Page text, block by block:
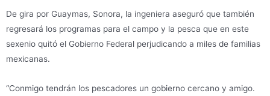
De gira por Guaymas, Sonora, la ingeniera aseguró que también
regresará los programas para el campo y la pesca que en este
sexenio quitó el Gobierno Federal perjudicando a miles de familias
mexicanas.
“Conmigo tendrán los pescadores un gobierno cercano y amigo.